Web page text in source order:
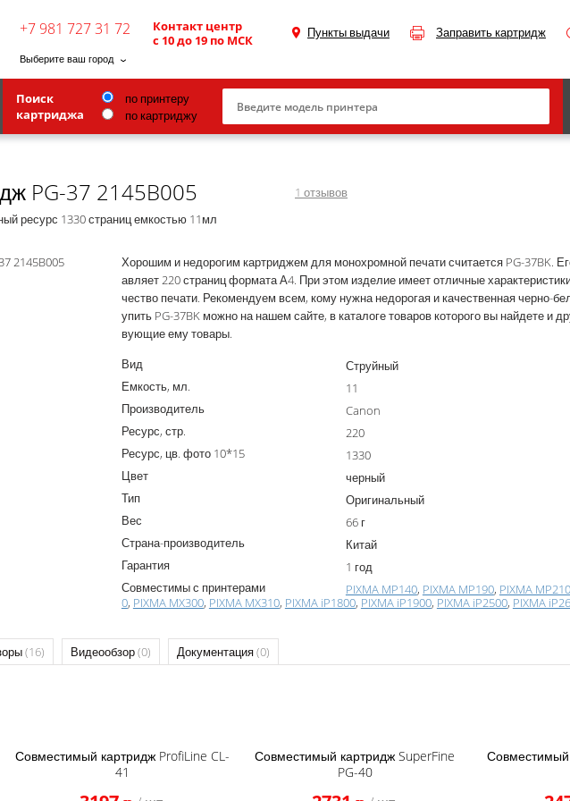
+7 981 727 31 72
Контакт центр
с 10 до 19 по МСК
Выберите ваш город
Пункты выдачи Заправить картридж
HP
Konica Minolta
Samsung
Xerox
Для
Тонер и девелопер
Поиск
картриджа
по принтеру
по картриджу
PG-37 2145B005 1 отзывов
ресурс 1330 страниц емкостью 11мл
Хорошим и недорогим картриджем для монохромной печати считается PG-37BK.
авляет 220 страниц формата А4. При этом изделие имеет отличные
чество печати. Рекомендуем всем, кому нужна недорогая и качественная черно-
упить PG-37BK можно на нашем сайте, в каталоге товаров которого вы найдете и
вующие ему товары.
Вид
Струйный
Емкость, мл.
11
Производитель
Canon
Ресурс, стр.
220
Ресурс, цв. фото 10*15
1330
Цвет
черный
Тип
Оригинальный
Вес
66 г
Страна-производитель
Китай
Гарантия
1 год
Совместимы с принтерами
PIXMA MP140, PIXMA MP190, PIXMA MP210
0, PIXMA MX300, PIXMA MX310, PIXMA iP1800, PIXMA iP1900, PIXMA iP2500, PIXMA
(16) Видеообзор(0) Документация(0)
Совместимый картридж ProfiLine CL-
41
Совместимый картридж SuperFine
PG-40
Совместимый